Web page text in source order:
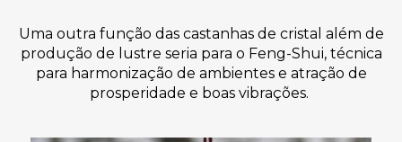
Uma outra função das castanhas de cristal além de
produção de lustre seria para o Feng-Shui, técnica
para harmonização de ambientes e atração de
prosperidade e boas vibrações.